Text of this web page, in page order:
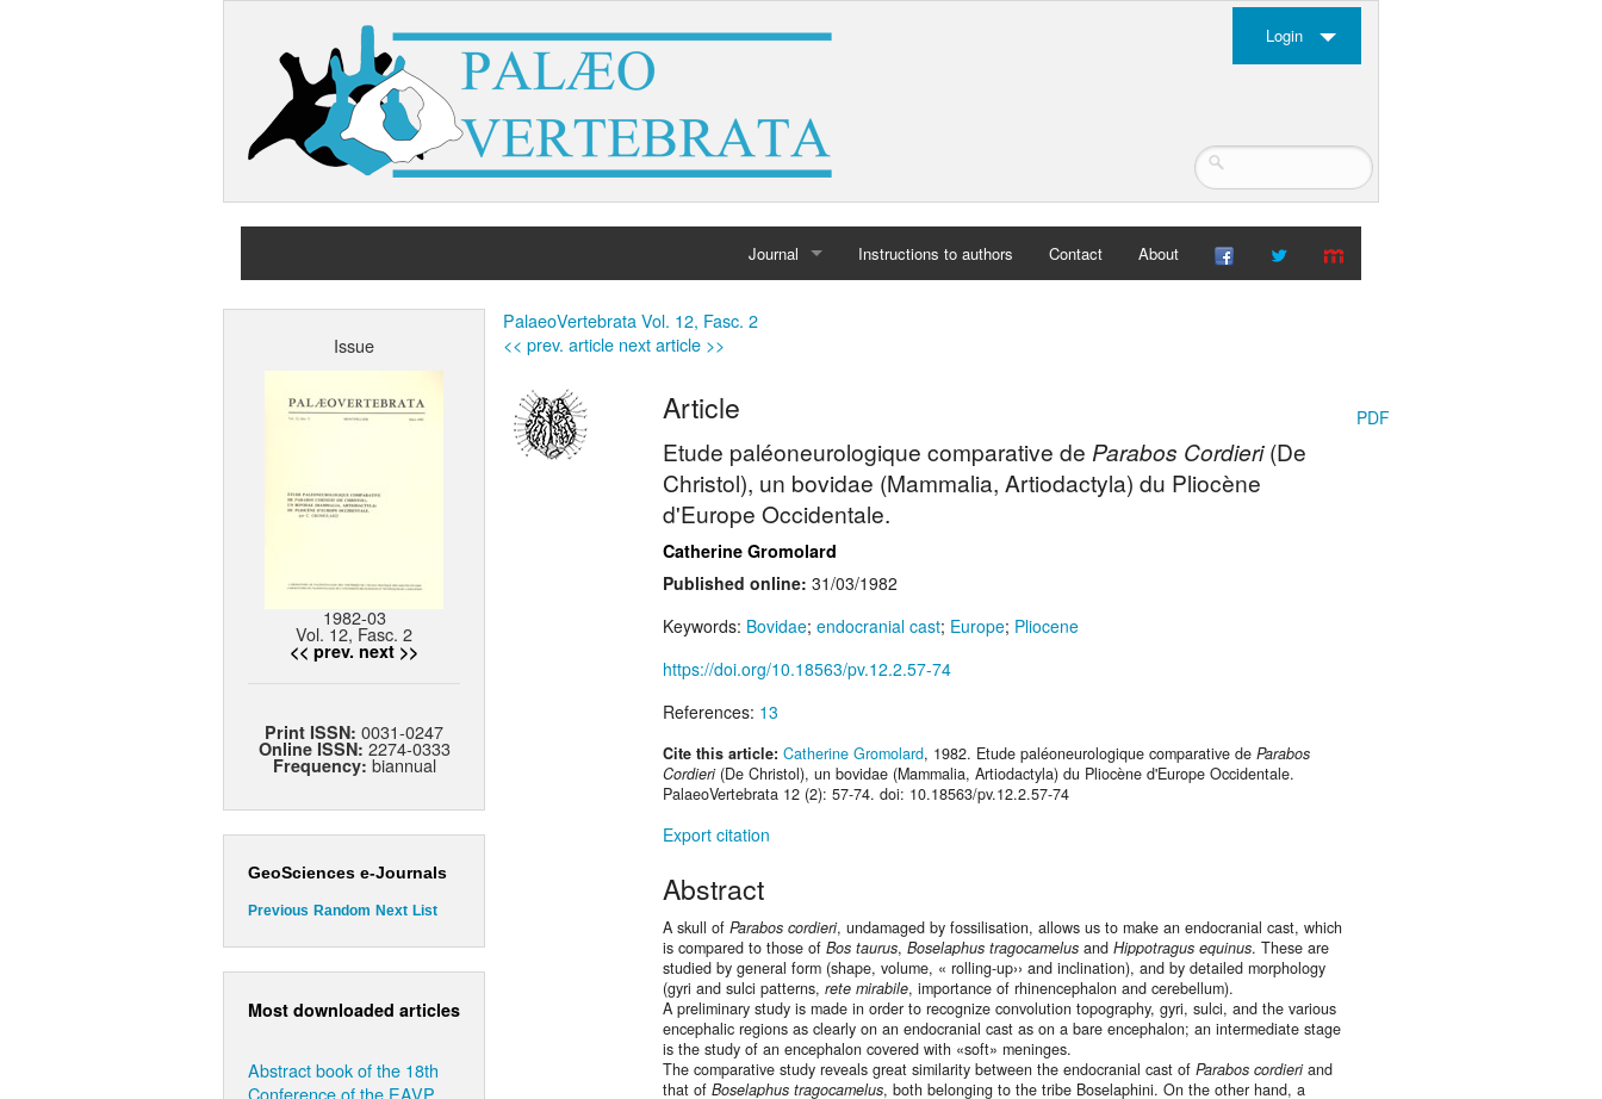
Login
Journal Instructions to authors Contact About
Issue
1982-03
Vol. 12, Fasc. 2
<< prev. next >>
Print ISSN: 0031-0247
Online ISSN: 2274-0333
Frequency: biannual
GeoSciences e-Journals
Previous Random Next List
Most downloaded articles
Abstract book of the 18th
Conference of the EAVP
PalaeoVertebrata Vol. 12, Fasc. 2
<< prev. article next article >>
Article
Etude paléoneurologique comparative de Parabos Cordieri(De
Christol), un bovidae (Mammalia, Artiodactyla) du Pliocène
d'Europe Occidentale.
Catherine Gromolard
Published online: 31/03/1982
Keywords: Bovidae; endocranial cast; Europe; Pliocene
https://doi.org/10.18563/pv.12.2.57-74
References: 13
Cite this article: Catherine Gromolard, 1982. Etude paléoneurologique comparative de Parabos
Cordieri (De Christol), un bovidae (Mammalia, Artiodactyla) du Pliocène d'Europe Occidentale.
PalaeoVertebrata 12 (2): 57-74. doi: 10.18563/pv.12.2.57-74
Export citation
Abstract
A skull of Parabos cordieri, undamaged by fossilisation, allows us to make an endocranial cast, which
is compared to those of Bos taurus, Boselaphus tragocamelus and Hippotragus equinus. These are
studied by general form (shape, volume, « rolling-up›› and inclination), and by detailed morphology
(gyri and sulci patterns, rete mirabile, importance of rhinencephalon and cerebellum).
A preliminary study is made in order to recognize convolution topography, gyri, sulci, and the various
encephalic regions as clearly on an endocranial cast as on a bare encephalon; an intermediate stage
is the study of an encephalon covered with «soft» meninges.
The comparative study reveals great similarity between the endocranial cast of Parabos cordieriand
that of Boselaphus tragocamelus, both belonging to the tribe Boselaphini. On the other hand, a
PDF